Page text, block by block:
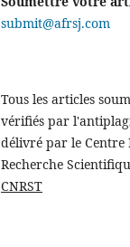
submit@afrsj.com
Tous les articles
vérifiés par
délivré par le
Recherche
CNRST